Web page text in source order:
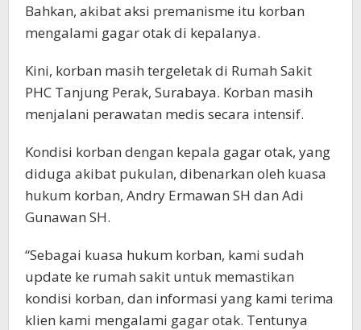
Bahkan, akibat aksi premanisme itu korban
mengalami gagar otak di kepalanya.
Kini, korban masih tergeletak di Rumah Sakit
PHC Tanjung Perak, Surabaya. Korban masih
menjalani perawatan medis secara intensif.
Kondisi korban dengan kepala gagar otak, yang
diduga akibat pukulan, dibenarkan oleh kuasa
hukum korban, Andry Ermawan SH dan Adi
Gunawan SH.
“Sebagai kuasa hukum korban, kami sudah
update ke rumah sakit untuk memastikan
kondisi korban, dan informasi yang kami terima
klien kami mengalami gagar otak. Tentunya